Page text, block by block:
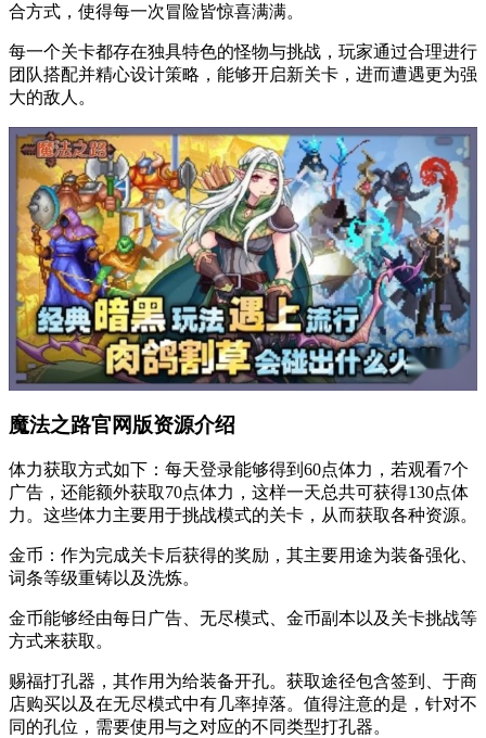
合方式，使得每一次冒险皆惊喜满满。
每一个关卡都存在独具特色的怪物与挑战，玩家通过合理进行
团队搭配并精心设计策略，能够开启新关卡，进而遭遇更为强
大的敌人。
魔法之路官网版资源介绍
体力获取方式如下：每天登录能够得到60点体力，若观看7个
广告，还能额外获取70点体力，这样一天总共可获得130点体
力。这些体力主要用于挑战模式的关卡，从而获取各种资源。
金币：作为完成关卡后获得的奖励，其主要用途为装备强化、
词条等级重铸以及洗炼。
金币能够经由每日广告、无尽模式、金币副本以及关卡挑战等
方式来获取。
赐福打孔器，其作用为给装备开孔。获取途径包含签到、于商
店购买以及在无尽模式中有几率掉落。值得注意的是，针对不
同的孔位，需要使用与之对应的不同类型打孔器。